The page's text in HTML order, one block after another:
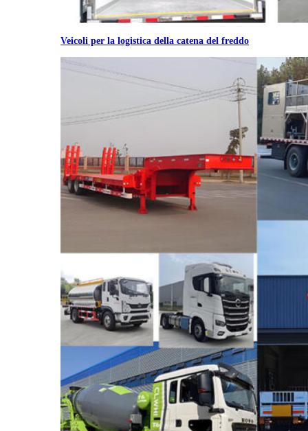
Veicoli per la logistica della catena del freddo